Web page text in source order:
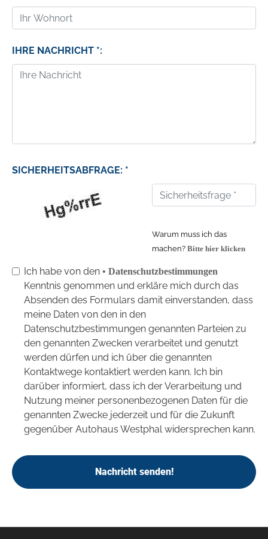
IHRE NACHRICHT *:
SICHERHEITSABFRAGE: *
Warum muss ich das
machen? Bitte hier klicken
Ich habe von den • Datenschutzbestimmungen
Kenntnis genommen und erkläre mich durch das
Absenden des Formulars damit einverstanden, dass
meine Daten von den in den
Datenschutzbestimmungen genannten Parteien zu
den genannten Zwecken verarbeitet und genutzt
werden dürfen und ich über die genannten
Kontaktwege kontaktiert werden kann. Ich bin
darüber informiert, dass ich der Verarbeitung und
Nutzung meiner personenbezogenen Daten für die
genannten Zwecke jederzeit und für die Zukunft
gegenüber Autohaus Westphal widersprechen kann.
Nachricht senden!